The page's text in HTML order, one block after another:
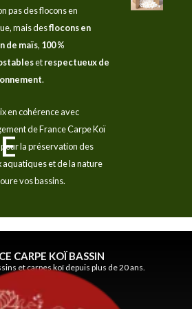
pas des flocons en
mais desflocons en
de maïs, 100 %
etrespectueux de
.
en cohérence avec
de France Carpe Koï
la préservation des
aquatiques et de la nature
vos bassins.
CARPE KOÏ BASSIN
et carpes koï depuis plus de 20 ans.